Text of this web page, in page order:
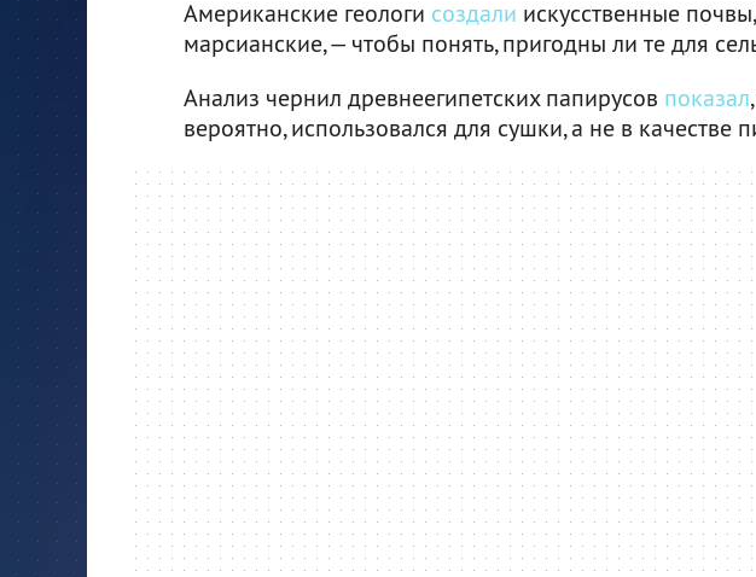
Американские геологи создали искусственные
марсианские, — чтобы понять, пригодны ли те для
Анализ чернил древнеегипетских папирусов показал
вероятно, использовался для сушки, а не в качестве